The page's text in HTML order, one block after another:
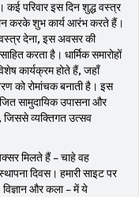
परिवार इस दिन शुद्ध वस्त्र
करके शुभ कार्य आरंभ करते हैं।
देना, इस अवसर की
करता है। धार्मिक समारोहों
कार्यक्रम होते हैं, जहाँ
को रोमांचक बनाती है। इस
सामुदायिक उपासना और
जिससे व्यक्तिगत उत्सव
मिलते हैं – चाहे वह
दिवस। हमारी साइट पर
और कला – में ये